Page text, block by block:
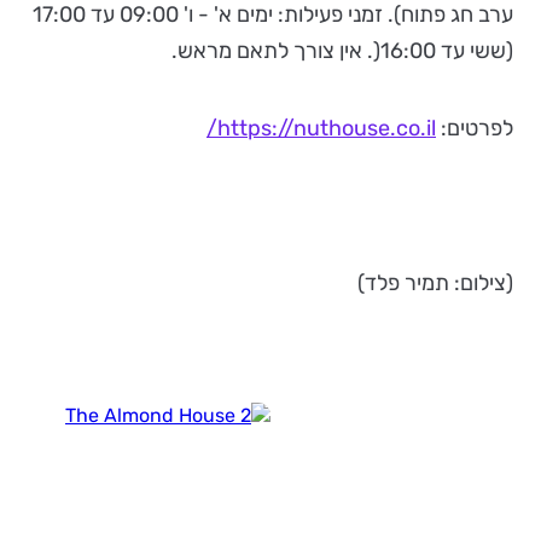
ערב חג פתוח). זמני פעילות: ימים א' - ו' 09:00 עד 17:00
(ששי עד 16:00(. אין צורך לתאם מראש.
לפרטים: https://nuthouse.co.il/
(צילום: תמיר פלד)